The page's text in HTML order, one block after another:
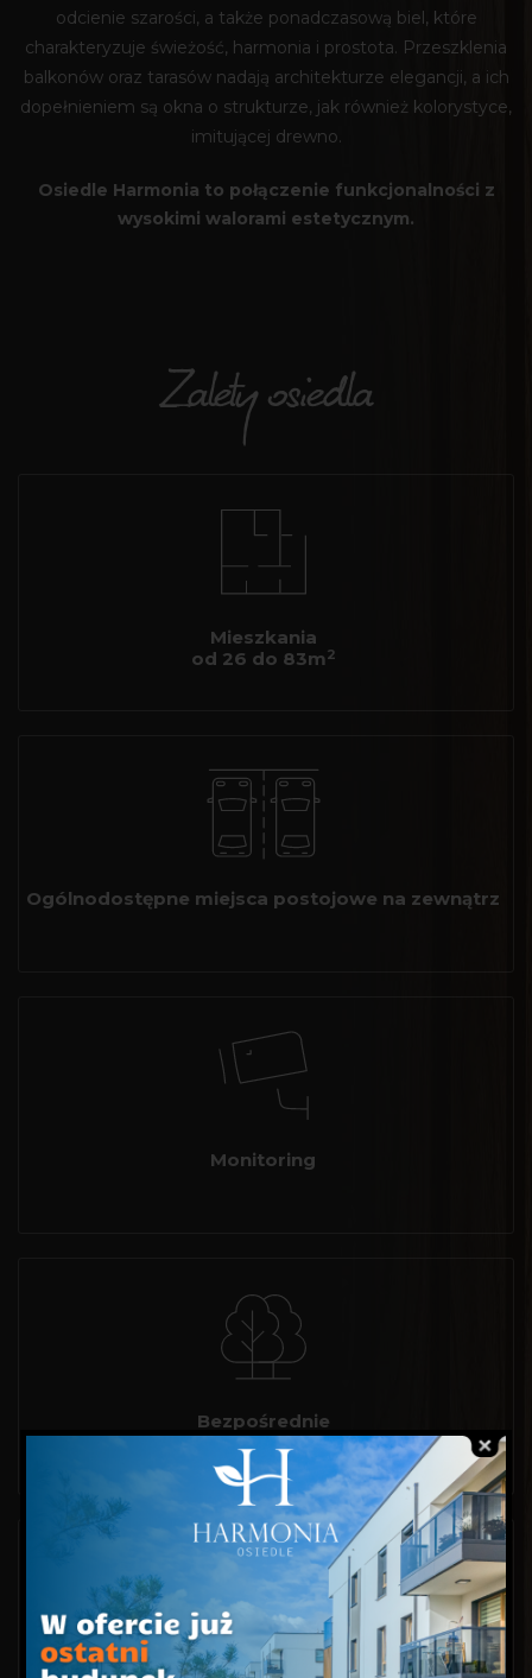
odcienie szarości, a także ponadczasową biel, które
charakteryzuje świeżość, harmonia i prostota. Przeszklenia
balkonów oraz tarasów nadają architekturze elegancji, a ich
dopełnieniem są okna o strukturze, jak również kolorystyce,
imitującej drewno.
Osiedle Harmonia to połączenie funkcjonalności z
wysokimi walorami estetycznym.
Zalety osiedla
Mieszkania
od 26 do 83m2
Ogólnodostępne miejsca postojowe na zewnątrz
Monitoring
Bezpośrednie
sąsiedztwo lasu